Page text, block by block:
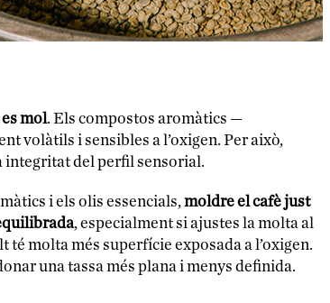
mol. Els compostos aromàtics —
volàtils i sensibles a l’oxigen. Per això,
integritat del perfil sensorial.
i els olis essencials,moldre el cafè just
, especialment si ajustes la molta al
molta més superfície exposada a l’oxigen.
una tassa més plana i menys definida.